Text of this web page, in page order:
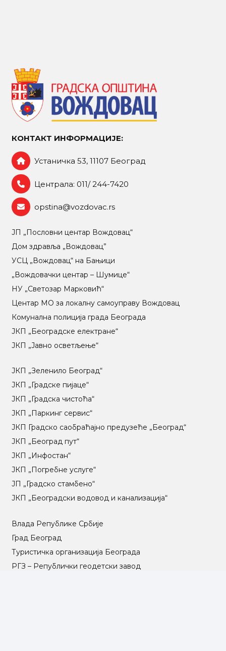
КОНТАКТ ИНФОРМАЦИЈЕ:
Устаничка 53, 11107 Београд
Централа: 011/ 244-7420
opstina@vozdovac.rs
ЈП „Пословни центар Вождовац“
Дом здравља „Вождовац”
УСЦ „Вождовац“ на Бањици
„Вождовачки центар – Шумице“
НУ „Светозар Марковић“
Центар МO за локалну самоуправу Вождовац
Комунална полиција града Београда
ЈКП „Београдске електране“
ЈКП „Јавно осветљење“
ЈКП „Зеленило Београд“
ЈКП „Градске пијаце“
ЈКП „Градска чистоћа“
ЈКП „Паркинг сервис“
ЈКП Градско саобраћајно предузеће „Београд“
ЈКП „Београд пут“
ЈКП „Инфостан“
ЈКП „Погребне услуге“
ЈП „Градско стамбено“
ЈКП „Београдски водовод и канализација“
Влада Републике Србије
Град Београд
Туристичка организација Београда
РГЗ – Републички геодетски завод